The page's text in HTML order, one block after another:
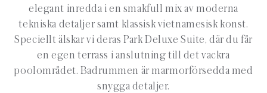
elegant inredda i en smakfull mix av moderna
tekniska detaljer samt klassisk vietnamesisk konst.
Speciellt älskar vi deras Park Deluxe Suite, där du får
en egen terrass i anslutning till det vackra
poolområdet. Badrummen är marmorförsedda med
snygga detaljer.